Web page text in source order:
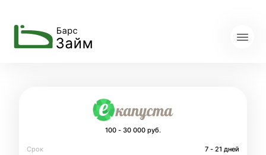
100 - 30 000 руб.
Срок
7 - 21 дней